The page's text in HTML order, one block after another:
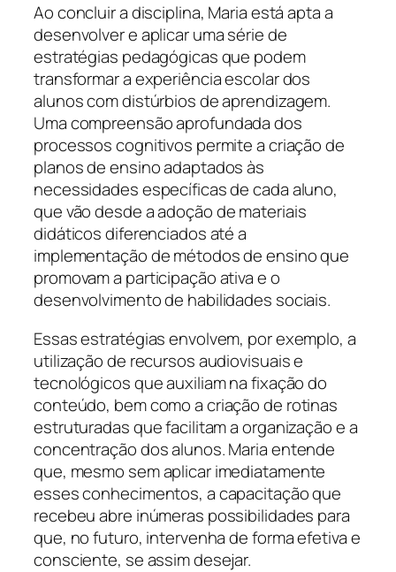
Ao concluir a disciplina, Maria está apta a
desenvolver e aplicar uma série de
estratégias pedagógicas que podem
transformar a experiência escolar dos
alunos com distúrbios de aprendizagem.
Uma compreensão aprofundada dos
processos cognitivos permite a criação de
planos de ensino adaptados às
necessidades específicas de cada aluno,
que vão desde a adoção de materiais
didáticos diferenciados até a
implementação de métodos de ensino que
promovam a participação ativa e o
desenvolvimento de habilidades sociais.
Essas estratégias envolvem, por exemplo, a
utilização de recursos audiovisuais e
tecnológicos que auxiliam na fixação do
conteúdo, bem como a criação de rotinas
estruturadas que facilitam a organização e a
concentração dos alunos. Maria entende
que, mesmo sem aplicar imediatamente
esses conhecimentos, a capacitação que
recebeu abre inúmeras possibilidades para
que, no futuro, intervenha de forma efetiva e
consciente, se assim desejar.